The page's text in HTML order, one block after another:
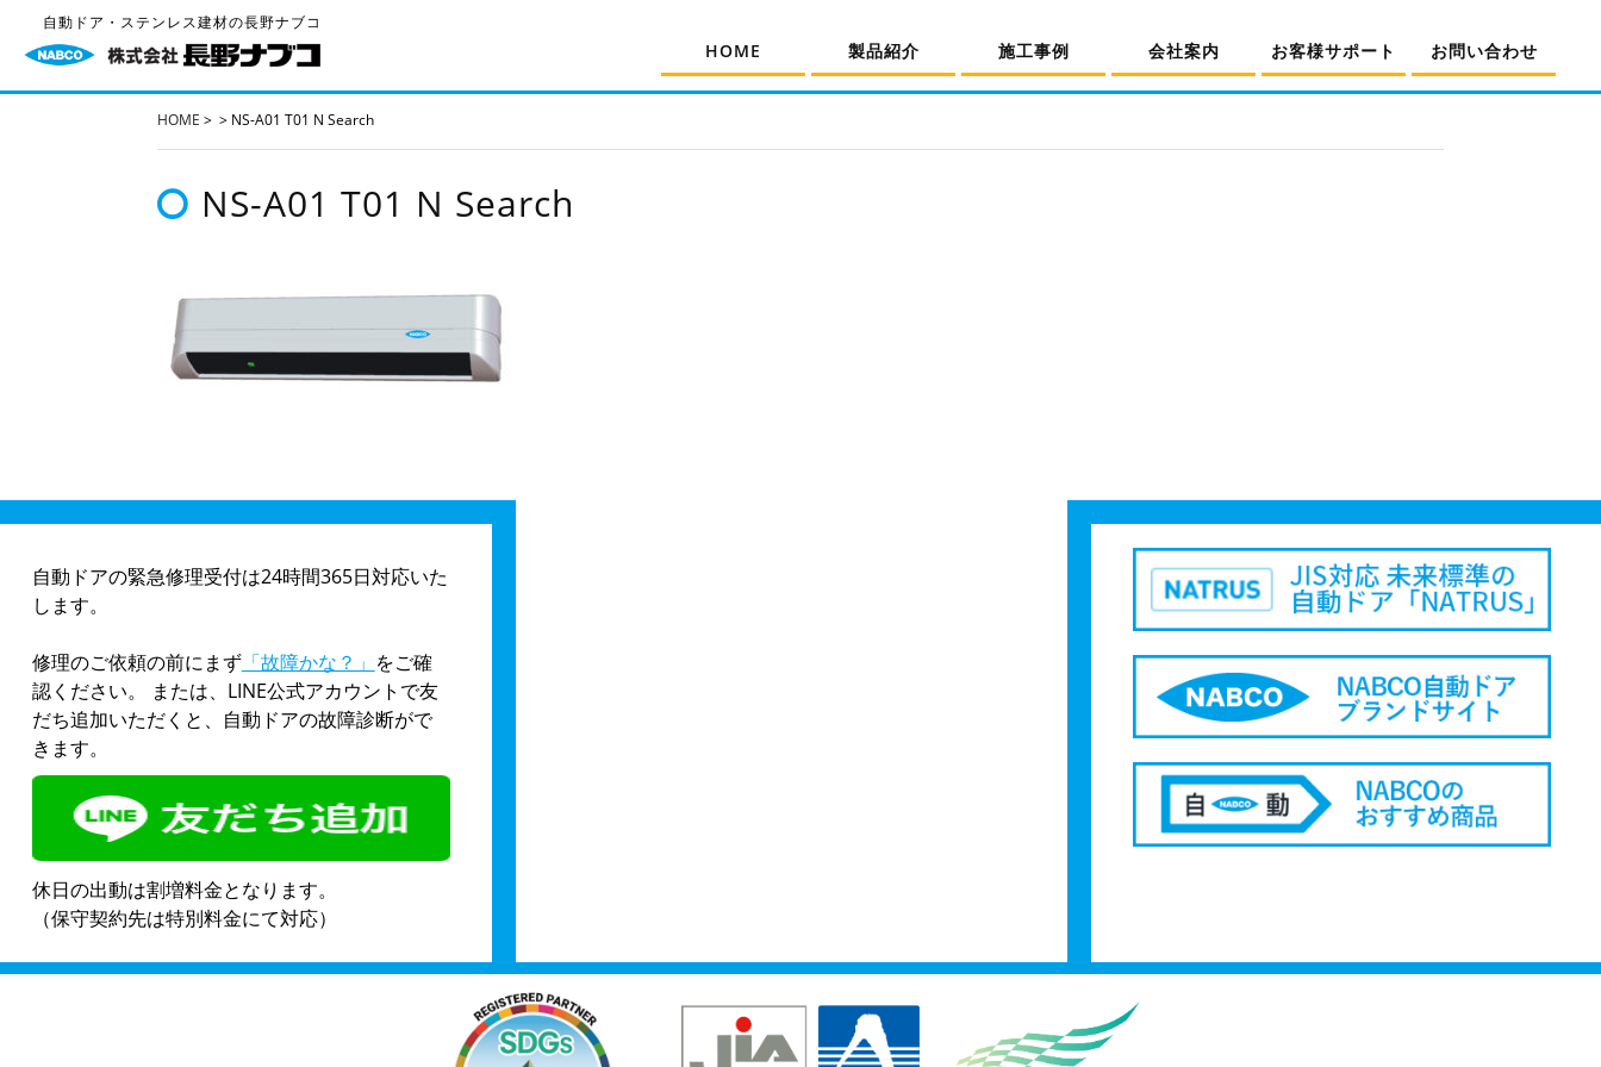
自動ドア・ステンレス建材の長野ナブコ
HOME 製品紹介 施工事例 会社案内 お客様サポート お問い合わせ
HOME > > NS-A01 T01 N Search
NS-A01 T01 N Search
自動ドアの緊急修理受付は24時間365日対応いた
します。
修理のご依頼の前にまず「故障かな？」 をご確
認ください。 または、LINE公式アカウントで友
だち追加いただくと、自動ドアの故障診断がで
きます。
休日の出動は割増料金となります。
（保守契約先は特別料金にて対応）